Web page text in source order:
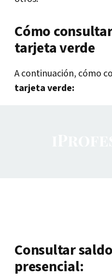
Cómo
tarjeta verde
A continuación, cómo
tarjeta verde:
Consultar
presencial: